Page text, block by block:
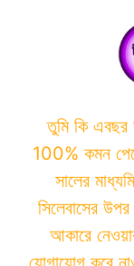
তুমি কি এবছর
100% কমন
সালের
সিলেবাসের
আকারে